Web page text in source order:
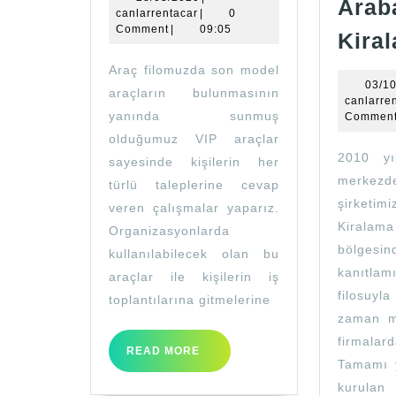
KİRALAMA
canlarrentacar canlarrentacar
0
Comment
09:05
Araç filomuzda son model
araçların bulunmasının
yanında sunmuş
olduğumuz VIP araçlar
sayesinde kişilerin her
türlü taleplerine cevap
veren çalışmalar yaparız.
Organizasyonlarda
kullanılabilecek olan bu
araçlar ile kişilerin iş
toplantılarına gitmelerine
READ MORE
READ
MORE
03/
2010
zaman
kurulan